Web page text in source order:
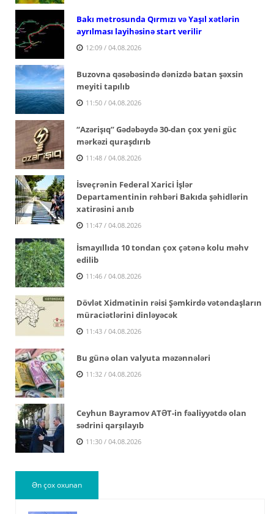
Bakı metrosunda Qırmızı və Yaşıl xətlərin
ayrılması layihəsinə start verilir
12:09 / 04.08.2026
Buzovna qəsəbəsində dənizdə batan şəxsin
meyiti tapılıb
11:50 / 04.08.2026
“Azərişıq” Gədəbəydə 30-dan çox yeni güc
mərkəzi quraşdırıb
11:48 / 04.08.2026
İsveçrənin Federal Xarici İşlər
Departamentinin rəhbəri Bakıda şəhidlərin
xatirəsini anıb
11:47 / 04.08.2026
İsmayıllıda 10 tondan çox çətənə kolu məhv
edilib
11:46 / 04.08.2026
Dövlət Xidmətinin rəisi Şəmkirdə vətəndaşların
müraciətlərini dinləyəcək
11:43 / 04.08.2026
Bu günə olan valyuta məzənnələri
11:32 / 04.08.2026
Ceyhun Bayramov ATƏT-in fəaliyyətdə olan
sədrini qarşılayıb
11:30 / 04.08.2026
Ən çox oxunan